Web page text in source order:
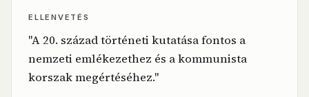
ELLENVETÉS
"A 20. század történeti kutatása fontos a
nemzeti emlékezethez és a kommunista
korszak megértéséhez."